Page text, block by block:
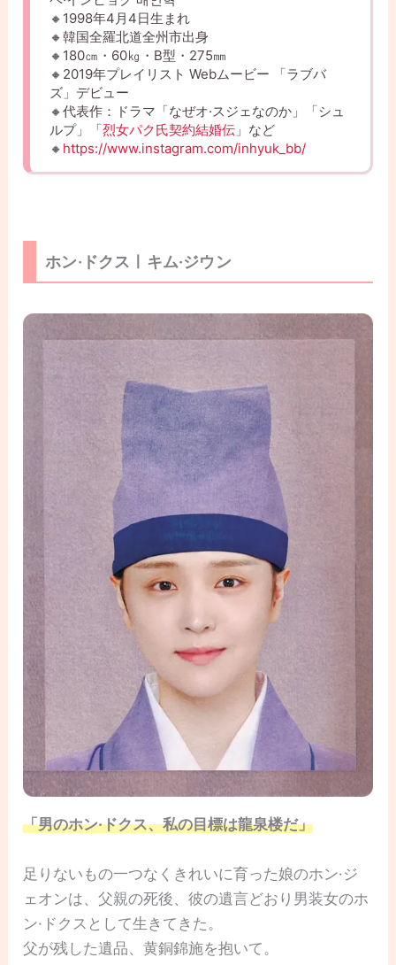
🔸1998年4月4日生まれ
🔸韓国全羅北道全州市出身
🔸180㎝・60㎏・B型・275㎜
🔸2019年プレイリスト Webムービー 「ラブバ
ズ」デビュー
🔸代表作：ドラマ「なぜオ·スジェなのか」「シュ
ルプ」「烈女パク氏契約結婚伝 」など
🔸 https://www.instagram.com/inhyuk_bb/
ホン·ドクスㅣキム·ジウン
「男のホン·ドクス、私の目標は龍泉楼だ」
足りないもの一つなくきれいに育った娘のホン·ジ
ェオンは、父親の死後、彼の遺言どおり男装女のホ
ン·ドクスとして生きてきた。
父が残した遺品、黄銅錦施を抱いて。